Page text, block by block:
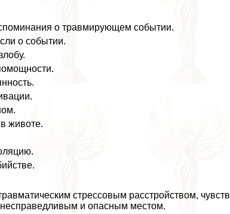
о травмирующем событии.
о событии.
животе.
стрессовым расстройством,
несправедливым и опасным местом.